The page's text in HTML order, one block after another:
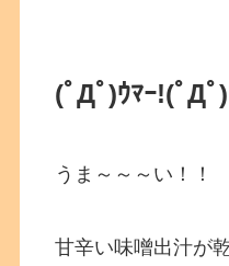
(ﾟДﾟ)ｳﾏｰ!(ﾟДﾟ
うま～～～い！！
甘辛い味噌出汁が